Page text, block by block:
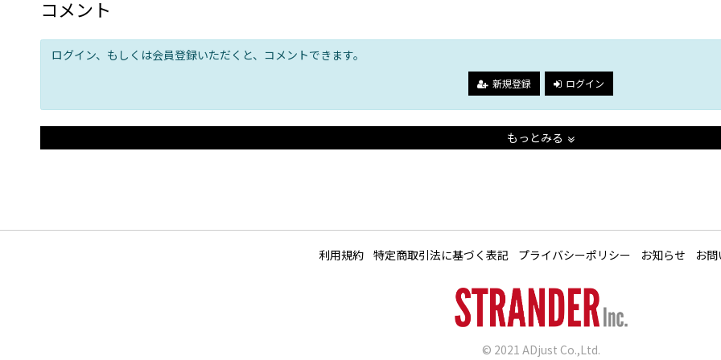
コメント
ログイン、もしくは会員登録いただくと、コメントできます。
新規登録 ログイン
もっとみる
利用規約 特定商取引法に基づく表記 プライバシーポリシー お知らせ お
© 2021 ADjust Co.,Ltd.